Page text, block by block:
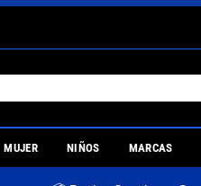
MUJER NIÑOS MARCAS
MÁS BUSCADOS